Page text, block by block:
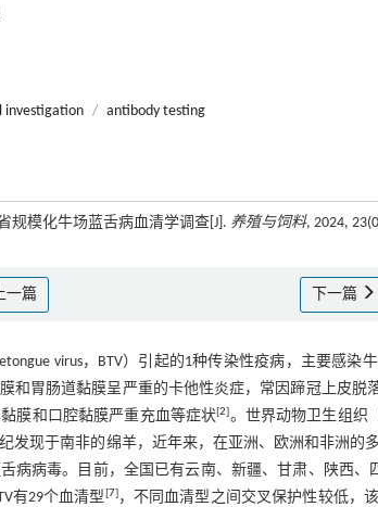
investigation / antibody testing
规模化牛场蓝舌病血清学调查[J]. 养殖与饲料, 2024,
一篇 下一篇
virus，BTV）引起的1种传染性疫病，主要感
和胃肠道黏膜呈严重的卡他性炎症，常因蹄冠上皮脱
膜和口腔黏膜严重充血等症状[2]。世界动物卫生组织
发现于南非的绵羊，近年来，在亚洲、欧洲和非洲的
病病毒。目前，全国已有云南、新疆、甘肃、陕西、
有29个血清型[7]，不同血清型之间交叉保护性较低，